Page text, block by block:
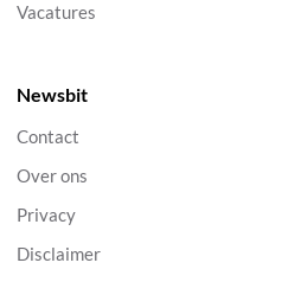
Vacatures
Newsbit
Contact
Over ons
Privacy
Disclaimer